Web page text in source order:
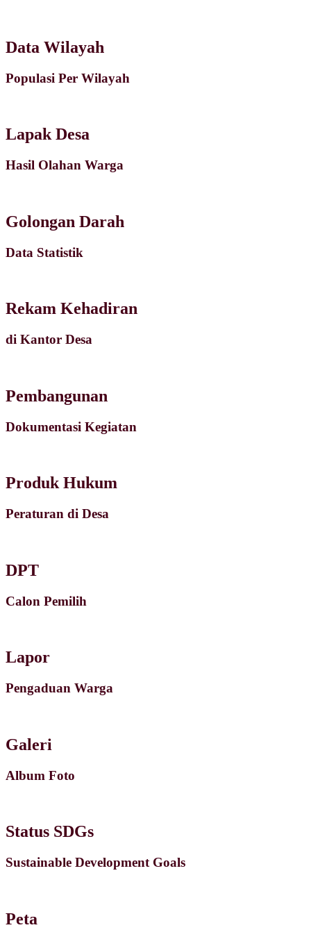
Data Wilayah
Populasi Per Wilayah
Lapak Desa
Hasil Olahan Warga
Golongan Darah
Data Statistik
Rekam Kehadiran
di Kantor Desa
Pembangunan
Dokumentasi Kegiatan
Produk Hukum
Peraturan di Desa
DPT
Calon Pemilih
Lapor
Pengaduan Warga
Galeri
Album Foto
Status SDGs
Sustainable Development Goals
Peta